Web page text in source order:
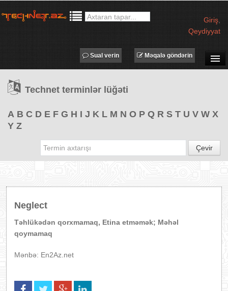
Giriş
Qeydiyyat
TƏDBİRLƏR
PROQRAMLAR
Məqalə göndərin
Sual verin
Technet terminlər lüğəti
A B C D E F G H I J K L M N O P Q R S T U V W X
Y Z
Çevir
Neglect
Təhlükədən qorxmamaq, Etina etməmək; Məhəl
qoymamaq
Mənbə: En2Az.net